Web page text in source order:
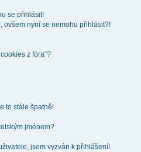
se přihlásit!
ovšem nyní se nemohu přihlásit?!
z fóra“?
to stále špatně!
jménem?
jsem vyzván k přihlášení!